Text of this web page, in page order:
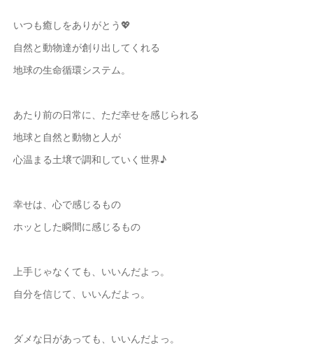
いつも癒しをありがとう💖
自然と動物達が創り出してくれる
地球の生命循環システム。
あたり前の日常に、ただ幸せを感じられる
地球と自然と動物と人が
心温まる土壌で調和していく世界♪
幸せは、心で感じるもの
ホッとした瞬間に感じるもの
上手じゃなくても、いいんだよっ。
自分を信じて、いいんだよっ。
ダメな日があっても、いいんだよっ。